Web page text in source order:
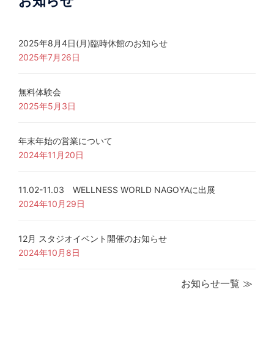
2025年8月4日(月)臨時休館のお知らせ
2025年7月26日
無料体験会
2025年5月3日
年末年始の営業について
2024年11月20日
11.02-11.03 WELLNESS WORLD NAGOYAに出展
2024年10月29日
12月 スタジオイベント開催のお知らせ
2024年10月8日
お知らせ一覧 ≫